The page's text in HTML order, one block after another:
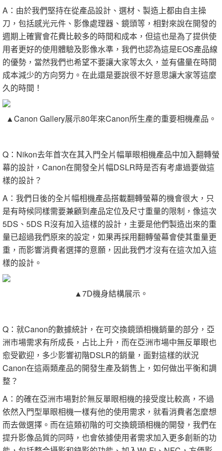
A：由於我們堅持在從產品設計、選材、製造上都由自主操
刀，包括感光元件、影像處理器、鏡頭等，相對來說在開發的
週期上確實會花費比較多的時間和成本，但這也是為了提供使
用者更好的使用體驗及影像水準，我們也認為這是EOS產品線
的優勢，當然我們也希望不要讓大家等太久，並有儘量在時間
成本減少的方向努力。在此還是要說很不好意思讓大家等這麼
久的時間！
▲Canon Gallery展示80年來Canon所生產的重要相機產品。
Q：Nikon去年首次在其入門全片幅單眼相機產品中加入翻轉螢
幕的設計，Canon在開發全片幅DSLR時是否有考慮過要做這
樣的設計？
A：我們日後的全片幅相機產品搭載翻轉螢幕的機會很大，只
是有時候同樣需要兼顧到產品定位及尺寸重量的限制，像這次
5DS、5DS R沒有加入這樣的設計，主要是他們製造出來的重
量已超過我們原來的設定，如果再採用翻轉螢幕會使其重量更
重，而影響消費者選擇的意願，因此我們才沒有在這次加入這
樣的設計。
▲7D機身結構展示。
Q：就Canon的數據統計，在可交換鏡頭相機銷量的部分，亞
洲市場需求有所成長，占比上升，而在亞洲市場中無反單眼也
愈受歡迎，多少影響初階DSLR的銷量，面對這樣的狀況
Canon在這兩類產品的開發生產及銷售上，如何做出平衡和調
整？
A：的確在亞洲市場對於無反單眼相機的接受度比較高，不過
依然入門型單眼相機一樣有他的使用需求，就看消費者怎麼想
而去做選擇。而在這類初階的可交換鏡頭相機的開發，我們在
提升影像品質的同時，也會依據使用者需求加入更多創新的功